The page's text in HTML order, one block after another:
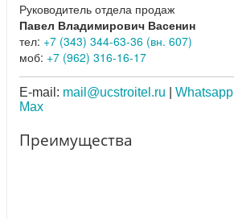
Руководитель отдела продаж
Павел Владимирович Васенин
тел: +7 (343) 344-63-36 (вн. 607)
моб: +7 (962) 316-16-17
E-mail: mail@ucstroitel.ru Whatsapp
Max
Преимущества